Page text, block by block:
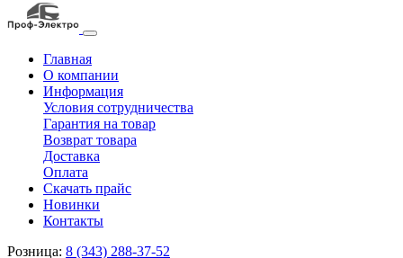
Главная
О компании
Информация
Условия сотрудничества
Гарантия на товар
Возврат товара
Доставка
Оплата
Скачать прайс
Новинки
Контакты
Розница: 8 (343) 288-37-52